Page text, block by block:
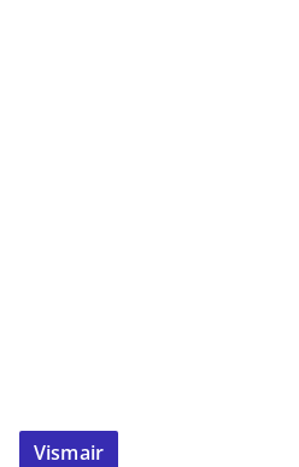
Vismair